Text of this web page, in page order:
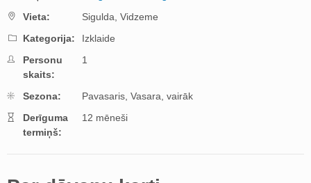
Vieta:
Sigulda, Vidzeme
Kategorija:
Izklaide
Personu
skaits:
1
Sezona: Pavasaris, Vasara, vairāk
Derīguma
termiņš:
12 mēneši